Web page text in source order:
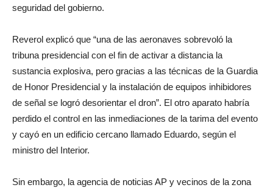
seguridad del gobierno.
Reverol explicó que “una de las aeronaves sobrevoló la
tribuna presidencial con el fin de activar a distancia la
sustancia explosiva, pero gracias a las técnicas de la Guardia
de Honor Presidencial y la instalación de equipos inhibidores
de señal se logró desorientar el dron”. El otro aparato habría
perdido el control en las inmediaciones de la tarima del evento
y cayó en un edificio cercano llamado Eduardo, según el
ministro del Interior.
Sin embargo, la agencia de noticias AP y vecinos de la zona